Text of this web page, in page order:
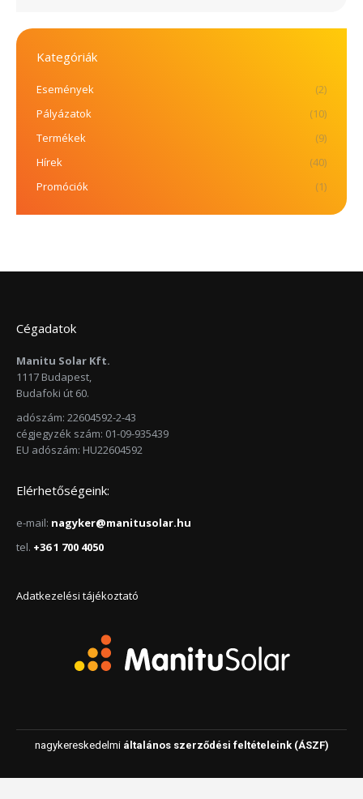
Kategóriák
Események
(2)
Pályázatok
(10)
Termékek
(9)
Hírek
(40)
Promóciók
(1)
Cégadatok
Manitu Solar Kft.
1117 Budapest,
Budafoki út 60.
adószám: 22604592-2-43
cégjegyzék szám: 01-09-935439
EU adószám: HU22604592
Elérhetőségeink:
e-mail: nagyker@manitusolar.hu
tel. +36 1 700 4050
Adatkezelési tájékoztató
nagykereskedelmi általános szerződési feltételeink (ÁSZF)